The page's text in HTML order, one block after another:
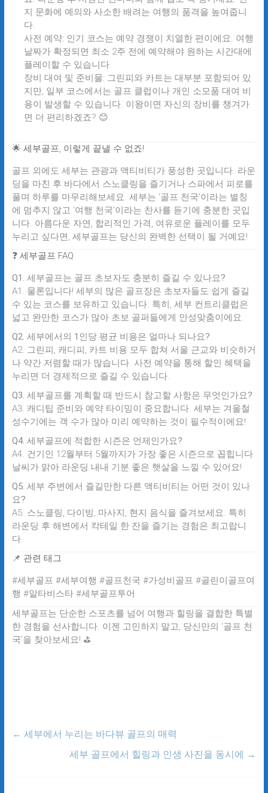
지 문화에 예의와 사소한 배려는 여행의 품격을 높여줍니
다.
사전 예약: 인기 코스는 예약 경쟁이 치열한 편이에요. 여행
날짜가 확정되면 최소 2주 전에 예약해야 원하는 시간대에
플레이할 수 있습니다.
장비 대여 및 준비물: 그린피와 카트는 대부분 포함되어 있
지만, 일부 코스에서는 골프 클럽이나 개인 소모품 대여 비
용이 발생할 수 있습니다. 이왕이면 자신의 장비를 챙겨가
면 더 편리하겠죠? 😊
🌟 세부골프, 이렇게 끝낼 수 없죠!
골프 외에도 세부는 관광과 액티비티가 풍성한 곳입니다. 라운
딩을 마친 후 바다에서 스노클링을 즐기거나 스파에서 피로를
풀며 하루를 마무리해보세요. 세부는 ‘골프 천국’이라는 별칭
에 멈추지 않고 ‘여행 천국’이라는 찬사를 듣기에 충분한 곳입
니다. 아름다운 자연, 합리적인 가격, 여유로운 플레이를 모두
누리고 싶다면, 세부골프는 당신의 완벽한 선택이 될 거예요!
❓ 세부골프 FAQ
Q1. 세부골프는 골프 초보자도 충분히 즐길 수 있나요?
A1. 물론입니다! 세부의 많은 골프장은 초보자들도 쉽게 즐길
수 있는 코스를 보유하고 있습니다. 특히, 세부 컨트리클럽은
넓고 완만한 코스가 많아 초보 골퍼들에게 안성맞춤이에요.
Q2. 세부에서의 1인당 평균 비용은 얼마나 되나요?
A2. 그린피, 캐디피, 카트 비용 모두 합쳐 서울 근교와 비슷하거
나 약간 저렴할 때가 많습니다. 사전 예약을 통해 할인 혜택을
누리면 더 경제적으로 즐길 수 있습니다.
Q3. 세부골프를 계획할 때 반드시 참고할 사항은 무엇인가요?
A3. 캐디팁 준비와 예약 타이밍이 중요합니다. 세부는 겨울철
성수기에는 객 수가 많아 미리 예약하는 것이 필수적이에요!
Q4. 세부골프에 적합한 시즌은 언제인가요?
A4. 건기인 12월부터 5월까지가 가장 좋은 시즌으로 꼽힙니다.
날씨가 맑아 라운딩 내내 기분 좋은 햇살을 느낄 수 있어요!
Q5. 세부 주변에서 즐길만한 다른 액티비티는 어떤 것이 있나
요?
A5. 스노클링, 다이빙, 마사지, 현지 음식을 즐겨보세요. 특히
라운딩 후 해변에서 칵테일 한 잔을 즐기는 경험은 최고랍니
다.
📌 관련 태그
#세부골프 #세부여행 #골프천국 #가성비골프 #골린이골프여
행 #알타비스타 #세부골프투어
세부골프는 단순한 스포츠를 넘어 여행과 힐링을 결합한 특별
한 경험을 선사합니다. 이젠 고민하지 말고, 당신만의 ‘골프 천
국’을 찾아보세요! ⛳
← 세부에서 누리는 바다뷰 골프의 매력
세부 골프에서 힐링과 인생 사진을 동시에 →